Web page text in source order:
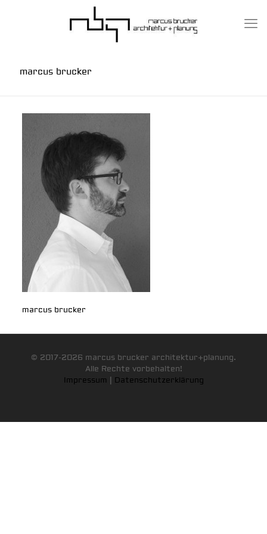
marcus brucker
marcus brucker
© 2017-2026 marcus brucker architektur+planung.
Alle Rechte vorbehalten!
Impressum
Datenschutzerklärung